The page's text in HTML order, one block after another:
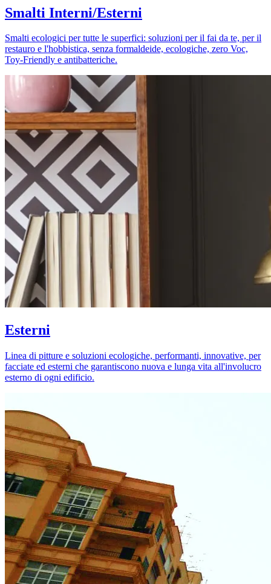
Smalti Interni/Esterni
Smalti ecologici per tutte le superfici: soluzioni per il fai da te, per il
restauro e l'hobbistica, senza formaldeide, ecologiche, zero Voc,
Toy-Friendly e antibatteriche.
Esterni
Linea di pitture e soluzioni ecologiche, performanti, innovative, per
facciate ed esterni che garantiscono nuova e lunga vita all'involucro
esterno di ogni edificio.